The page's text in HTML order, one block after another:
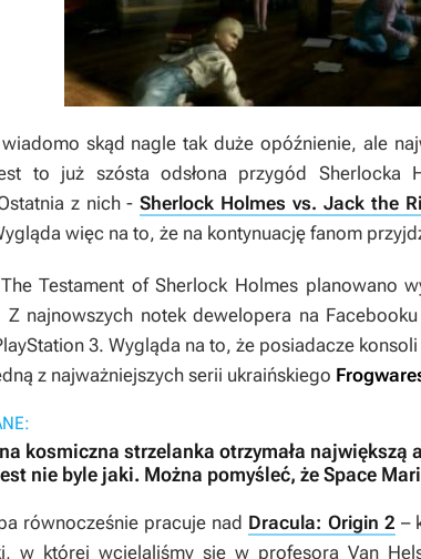
skąd nagle tak duże opóźnienie, ale
to już szósta odsłona przygód Sherlocka
z nich -Sherlock Holmes vs. Jack the
więc na to, że na kontynuację fanom
The Testament of Sherlock Holmes planowano
Z najnowszych notek dewelopera na
3. Wygląda na to, że posiadacze konsoli
z najważniejszych serii ukraińskiego
kosmiczna strzelanka otrzymała
nie byle jaki. Można pomyśleć, że Space
równocześnie pracuje nad Dracula: Origin 2 –
w której wcielaliśmy się w profesora Van